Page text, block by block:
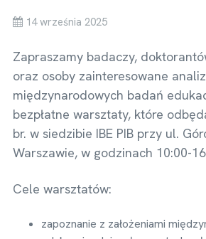
14 września 2025
Zapraszamy badaczy,
oraz osoby zainteresowane
międzynarodowych badań
bezpłatne warsztaty, które
br. w siedzibie IBE PIB przy ul.
Warszawie, w godzinach 10:00-
Cele warsztatów:
zapoznanie z założeniami